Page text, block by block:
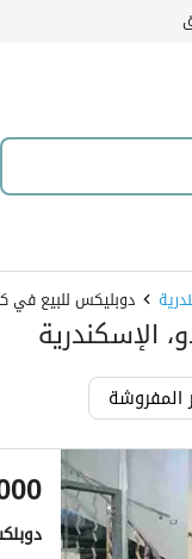
دوبليكس للبيع في
الإسكندرية
المفروشة